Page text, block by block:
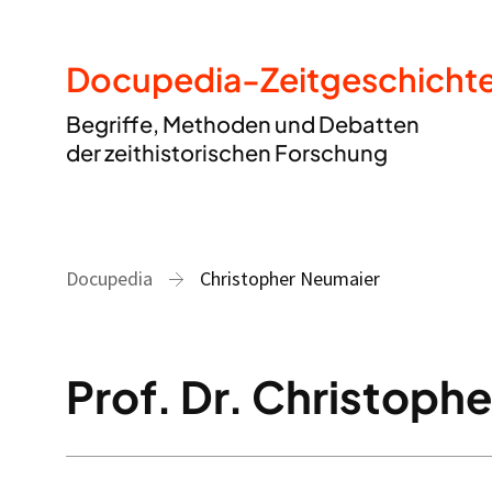
Docupedia-
Begriffe, Methoden und Debatten
der zeithistorischen Forschung
Docupedia Christopher Neumaier
Prof. Dr.